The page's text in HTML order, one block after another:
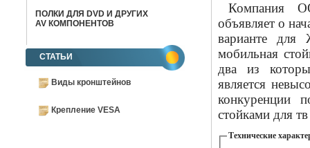
ПОЛКИ ДЛЯ DVD И ДРУГИХ
AV КОМПОНЕНТОВ
СТАТЬИ
Виды кронштейнов
Крепление VESA
Компания
объявляет о
варианте
мобильная
два из
является
конкуренции
стойками для
Технические